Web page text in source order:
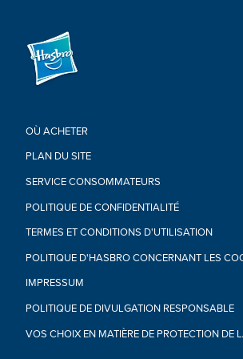
les fêtes de fin d'année ou les occasions
• À partir de 3 ans.
• ATTENTION : Peut produire de petites
• Inclus : figurine, coffret et instructions.
propriétaires respectifs.
HASBRO et tous les logos et marques
OÙ ACHETER
PLAN DU SITE
SERVICE CONSOMMATEURS
POLITIQUE DE CONFIDENTIALITÉ
TERMES ET CONDITIONS D'UTILISATION
POLITIQUE D'HASBRO CONCERNANT LES
IMPRESSUM
POLITIQUE DE DIVULGATION RESPONSABLE
VOS CHOIX EN MATIÈRE DE PROTECTION DE